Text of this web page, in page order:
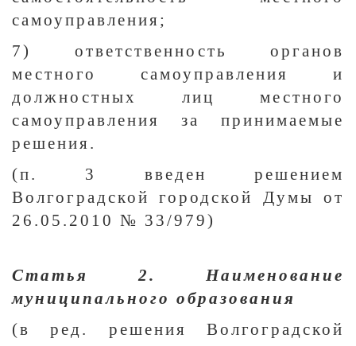
самоуправления;
7) ответственность органов
местного самоуправления и
должностных лиц местного
самоуправления за принимаемые
решения.
(п. 3 введен решением
Волгоградской городской Думы от
26.05.2010 № 33/979)
Статья 2. Наименование
муниципального образования
(в ред. решения Волгоградской